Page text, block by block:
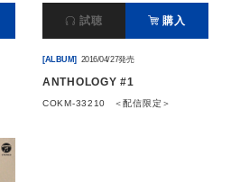
試聴 購入
[ALBUM] 2016/04/27発売
ANTHOLOGY #1
COKM-33210 ＜配信限定＞